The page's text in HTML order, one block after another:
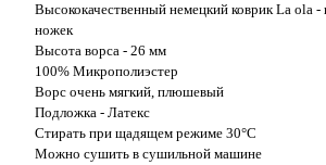
Высококачественный немецкий коврик La ola
ножек
Высота ворса - 26 мм
100% Микрополиэстер
Ворс очень мягкий, плюшевый
Подложка - Латекс
Стирать при щадящем режиме 30°С
Можно сушить в сушильной машине